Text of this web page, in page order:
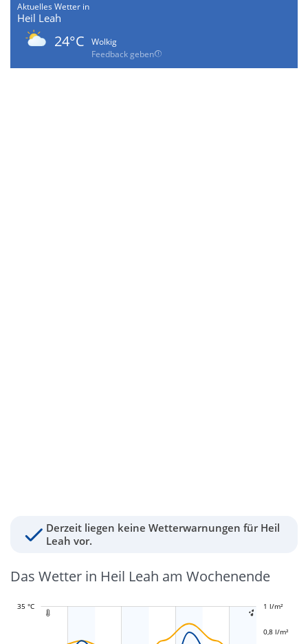
Aktuelles Wetter in
Heil Leah
24°C
Wolkig
Feedback geben
Derzeit liegen keine Wetterwarnungen für Heil
Leah vor.
Das Wetter in Heil Leah am Wochenende
 
35 °C -0,4 l/m²
-0,2 l/m²
0,8 l/m²
1 l/m²
1,2 l/m²